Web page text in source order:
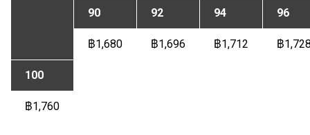
90 92 94 96
฿1,680 ฿1,696 ฿1,712 ฿
100
฿1,760